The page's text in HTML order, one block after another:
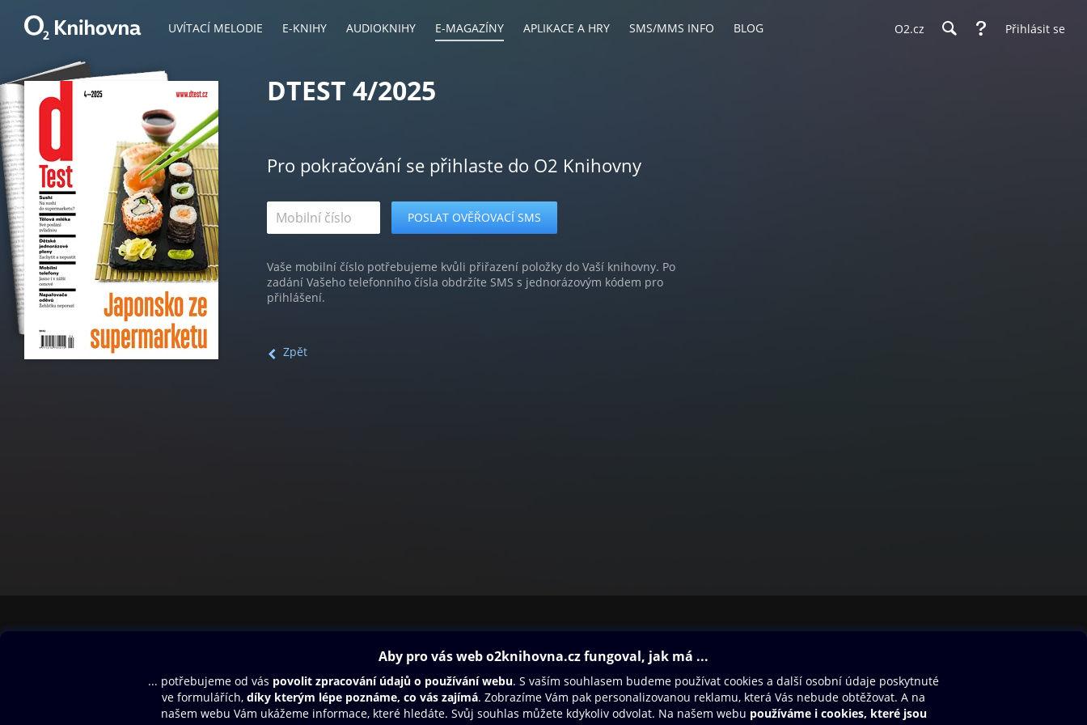
UVÍTACÍ MELODIE E-KNIHY AUDIOKNIHY E-MAGAZÍNY APLIKACE A HRY SMS/MMS INFO BLOG O2.cz Přihlásit se
DTEST 4/2025
Pro pokračování se přihlaste do O2 Knihovny
Vaše mobilní číslo potřebujeme kvůli přiřazení položky do Vaší knihovny. Po
zadání Vašeho telefonního čísla obdržíte SMS s jednorázovým kódem pro
přihlášení.
Zpět
Aplikace a hry
SMS/MMS Info
Blog
Dárkový poukaz
Nápověda
Oneplay Originály
Sport